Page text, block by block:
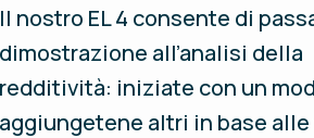
nostro EL 4 consente di
all’analisi della
iniziate con un
altri in base